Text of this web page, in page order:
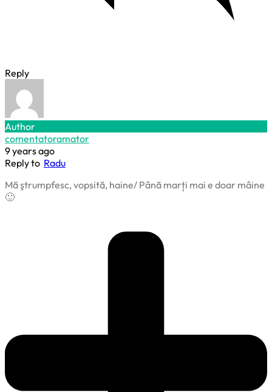
Reply
Author
comentatoramator
9 years ago
Reply to Radu
Mă ştrumpfesc, vopsită, haine/ Până marți mai e doar mâine
🙂